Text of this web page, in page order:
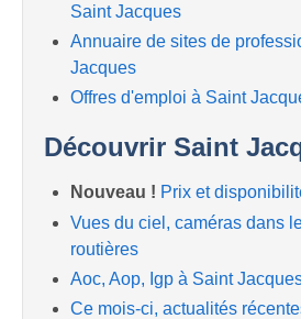
Saint Jacques
Annuaire de sites de
Jacques
Offres d'emploi à Saint
Découvrir Saint
Nouveau ! Prix et
Vues du ciel, caméras dans
routières
Aoc, Aop, Igp à Saint
Ce mois-ci, actualités